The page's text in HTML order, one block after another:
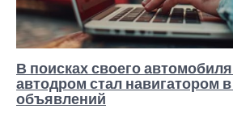
В поисках своего
автодром стал навигатором
объявлений